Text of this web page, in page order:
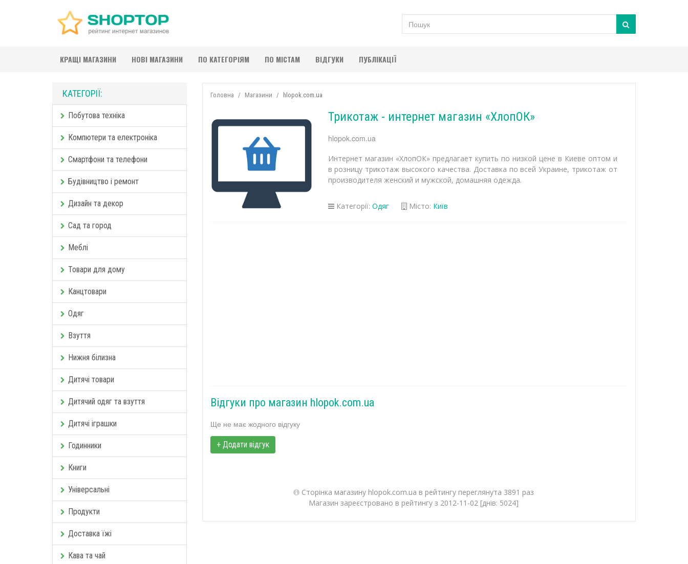
КРАЩІ МАГАЗИНИ НОВІ МАГАЗИНИ ПО КАТЕГОРІЯМ ПО МІСТАМ ВІДГУКИ ПУБЛІКАЦІЇ
КАТЕГОРІЇ:
Побутова техніка
Компютери та електроніка
Смартфони та телефони
Будівництво і ремонт
Дизайн та декор
Сад та город
Меблі
Товари для дому
Канцтовари
Одяг
Взуття
Нижня білизна
Дитячі товари
Дитячий одяг та взуття
Дитячі іграшки
Годинники
Книги
Універсальні
Продукти
Доставка їжі
Кава та чай
Головна Магазини hlopok.com.ua
Трикотаж - интернет магазин «ХлопОК»
hlopok.com.ua
Интернет магазин «ХлопОК» предлагает купить по низкой цене в Киеве оптом и
в розницу трикотаж высокого качества. Доставка по всей Украине, трикотаж от
производителя женский и мужской, домашняя одежда.
Категорії: Одяг Місто: Київ
Відгуки про магазин hlopok.com.ua
Ще не має жодного відгуку
+ Додати відгук
Сторінка магазину hlopok.com.ua в рейтингу переглянута 3891 раз
Магазин зареєстровано в рейтингу з 2012-11-02 [днів: 5024]